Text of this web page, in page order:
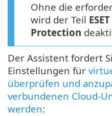
Ohne die
wird der Teil
Protection
Der Assistent fordert
Einstellungen für
überprüfen und
verbundenen Cloud-
werden: